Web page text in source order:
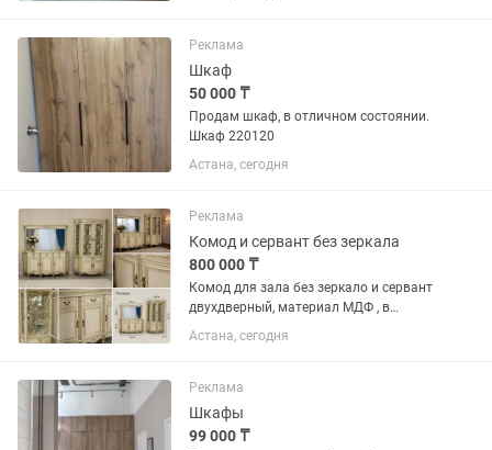
Реклама
Шкаф
50 000 ₸
Продам шкаф, в отличном состоянии.
Шкаф 220120
Астана, сегодня
Реклама
Комод и сервант без зеркала
800 000 ₸
Комод для зала без зеркало и сервант
двухдверный, материал МДФ , в
идеальном состоянии, продаем в связи
с переездом, можно оформить в
Астана, сегодня
Реклама
Шкафы
99 000 ₸